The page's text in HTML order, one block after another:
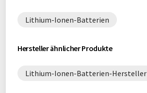
Lithium-Ionen-Batterien
Hersteller ähnlicher Produkte
Lithium-Ionen-Batterien-Hersteller